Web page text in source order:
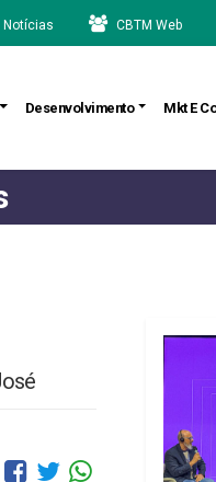
Notícias CBTM Web
Desenvolvimento Mkt E